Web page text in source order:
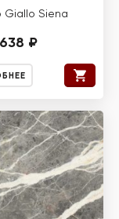
Giallo Siena
₽